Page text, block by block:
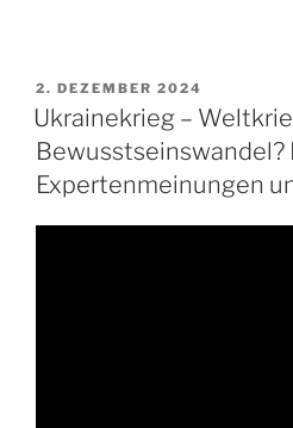
VERÖFFENTLICHT
AM
2. DEZEMBER 2024
Ukrainekrieg –
Bewusstseinswandel?
Expertenmeinungen